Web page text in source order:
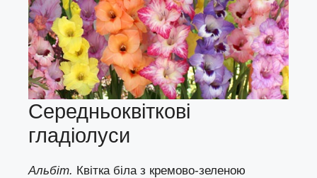
Середньоквіткові
гладіолуси
Альбіт. Квітка біла з кремово-зеленою